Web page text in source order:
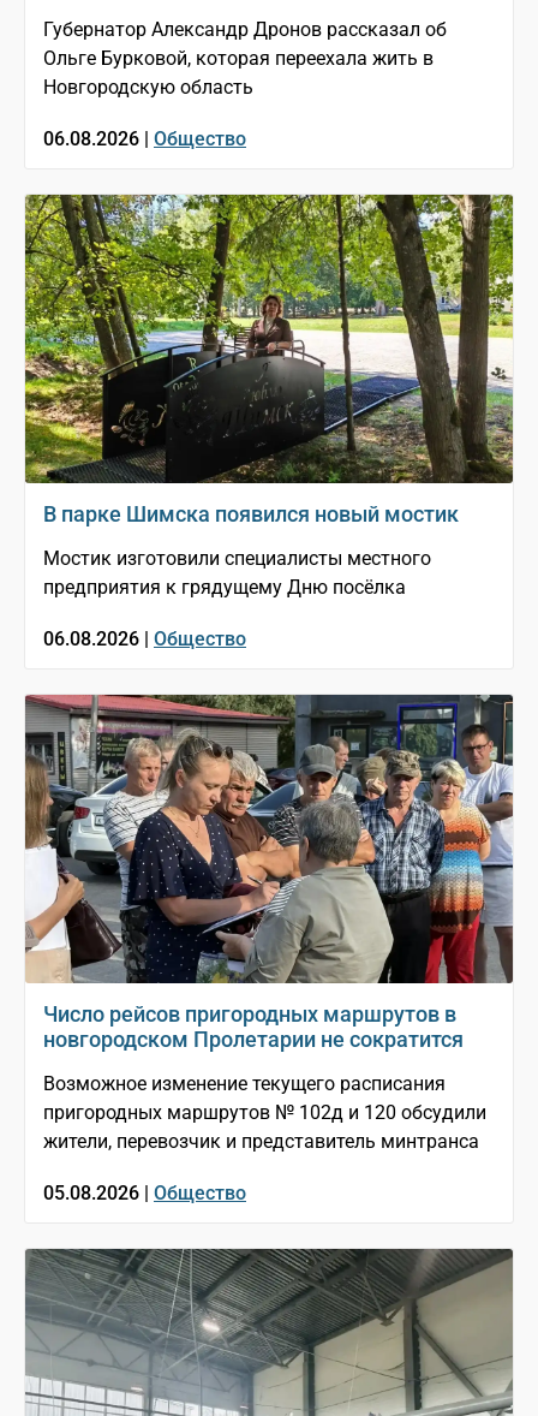
Губернатор Александр Дронов рассказал об
Ольге Бурковой, которая переехала жить в
Новгородскую область
06.08.2026 | Общество
В парке Шимска появился новый мостик
Мостик изготовили специалисты местного
предприятия к грядущему Дню посёлка
06.08.2026 | Общество
Число рейсов пригородных маршрутов в
новгородском Пролетарии не сократится
Возможное изменение текущего расписания
пригородных маршрутов № 102д и 120 обсудили
жители, перевозчик и представитель минтранса
05.08.2026 | Общество